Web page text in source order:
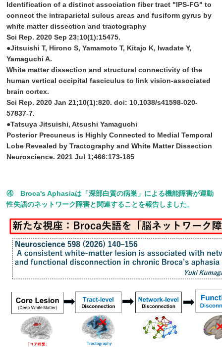
Identification of a distinct association fiber tract "IPS-FG" to
connect the intraparietal sulcus areas and fusiform gyrus by
white matter dissection and tractography
Sci Rep. 2020 Sep 23;10(1):15475.
●Jitsuishi T, Hirono S, Yamamoto T, Kitajo K, Iwadate Y,
Yamaguchi A.
White matter dissection and structural connectivity of the
human vertical occipital fasciculus to link vision-associated
brain cortex.
Sci Rep. 2020 Jan 21;10(1):820. doi: 10.1038/s41598-020-
57837-7.
●Tatsuya Jitsuishi, Atsushi Yamaguchi
Posterior Precuneus is Highly Connected to Medial Temporal
Lobe Revealed by Tractography and White Matter Dissection
Neuroscience. 2021 Jul 1;466:173-185
④ Broca's Aphasiaは「深部白質の病巣」による機能障害が運動
性失語のネットワーク障害と関連することを報告しました。